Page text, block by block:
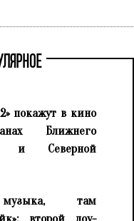
покажут в кино
Ближнего
и Северной
там